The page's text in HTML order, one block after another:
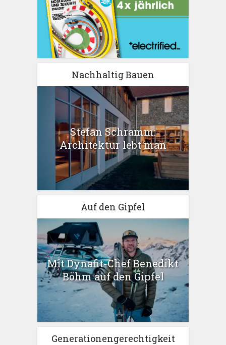
Nachhaltig Bauen
Stefan Schramm:
Architektur lebt man
Auf den Gipfel
Mit Dynafit-Chef Benedikt
Böhm auf den Gipfel
Generationengerechtigkeit